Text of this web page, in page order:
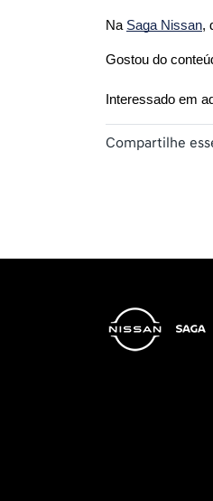
Na Saga Nissan,
Gostou do
Interessado em
Compartilhe